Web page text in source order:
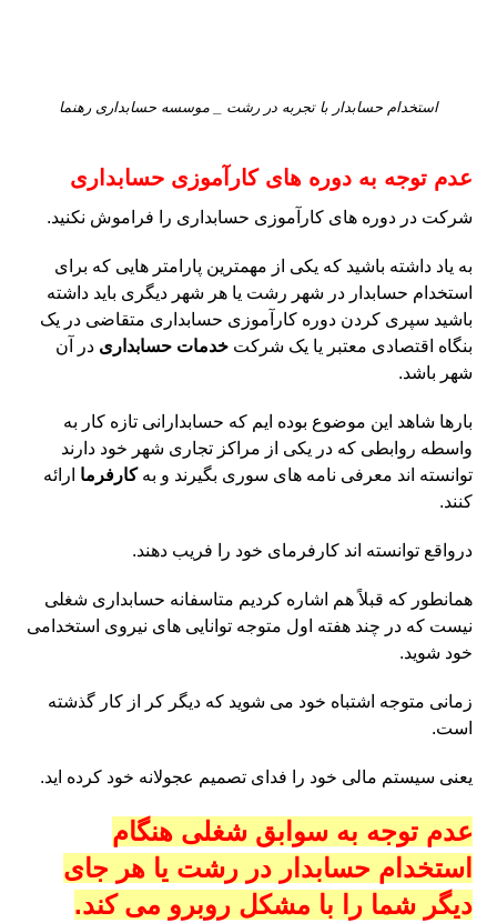
استخدام حسابدار با تجربه در رشت _ موسسه حسابداری رهنما
عدم توجه به دوره های کارآموزی حسابداری
شرکت در دوره های کارآموزی حسابداری را فراموش نکنید.
به یاد داشته باشید که یکی از مهمترین پارامتر هایی که برای
استخدام حسابدار در شهر رشت یا هر شهر دیگری باید داشته
باشید سپری کردن دوره کارآموزی حسابداری متقاضی در یک
بنگاه اقتصادی معتبر یا یک شرکتخدمات حسابداری در آن
شهر باشد.
بارها شاهد این موضوع بوده ایم که حسابدارانی تازه کار به
واسطه روابطی که در یکی از مراکز تجاری شهر خود دارند
توانسته اند معرفی نامه های سوری بگیرند و بهکارفرما ارائه
کنند.
درواقع توانسته اند کارفرمای خود را فریب دهند.
همانطور که قبلاً هم اشاره کردیم متاسفانه حسابداری شغلی
نیست که در چند هفته اول متوجه توانایی های نیروی استخدامی
خود شوید.
زمانی متوجه اشتباه خود می شوید که دیگر کر از کار گذشته
است.
یعنی سیستم مالی خود را فدای تصمیم عجولانه خود کرده اید.
عدم توجه به سوابق شغلی هنگام
استخدام حسابدار در رشت یا هر جای
دیگر شما را با مشکل روبرو می کند.